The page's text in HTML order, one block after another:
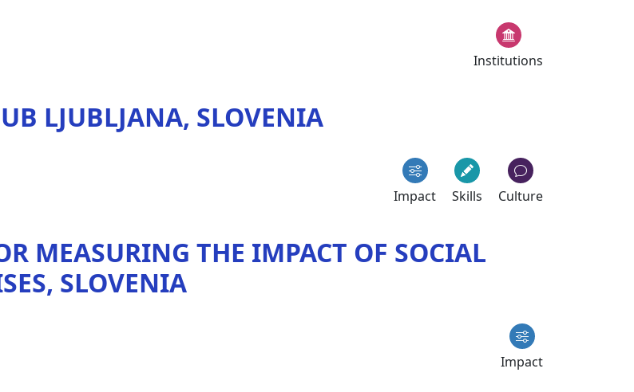
Institutions
LJUBLJANA, SLOVENIA
Impact
Skills Culture
MEASURING THE IMPACT OF SOCIAL
SLOVENIA
Impact